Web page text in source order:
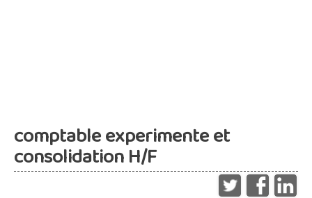
comptable experimente et
consolidation H/F